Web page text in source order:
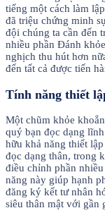
tiếng một cách làm
đã triệu chứng minh
đội chúng ta cần đến
nhiều phần Đánh
nghịch thu hút hơn
đến tất cả được tiến
Tính năng thiết
Một chũm khỏe
quý bạn đọc dạng
hữu khả năng thiết
đọc dạng thân, trong
điều chỉnh phần
năng này giúp hạnh
đăng ký kết tư nhân
siêu thân mật với gần